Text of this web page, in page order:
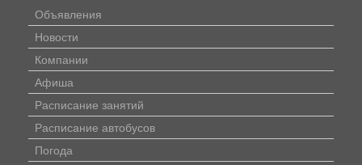
Объявления
Новости
Компании
Афиша
Расписание занятий
Расписание автобусов
Погода